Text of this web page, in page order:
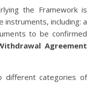
the Framework is
including: a
to be confirmed
Agreement
different categories of